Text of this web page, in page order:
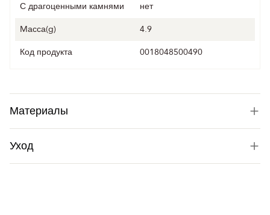
С драгоценными камнями
нет
Mасса(g)
4.9
Код продукта
0018048500490
Материалы
Уход